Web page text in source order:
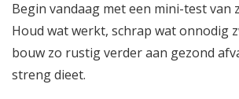
Begin vandaag met een mini-test van
Houd wat werkt, schrap wat onnodig
bouw zo rustig verder aan gezond
streng dieet.